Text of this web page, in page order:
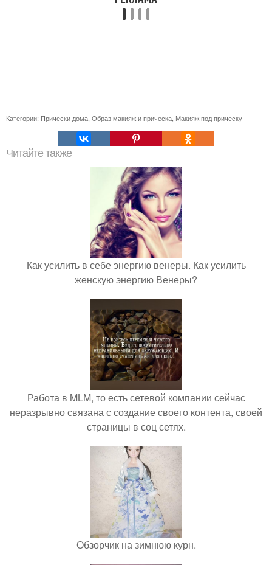
Категории: Прически дома Образ макияж и прическа Макияж под прическу
Читайте также
Как усилить в себе энергию венеры. Как усилить
женскую энергию Венеры?
Работа в MLM, то есть сетевой компании сейчас
неразрывно связана с создание своего контента, своей
страницы в соц сетях.
Обзорчик на зимнюю курн.